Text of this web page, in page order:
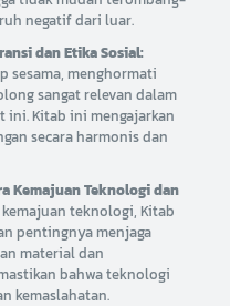
negatif dari luar.
dan Etika Sosial:
sesama, menghormati
sangat relevan dalam
Kitab ini mengajarkan
secara harmonis dan
Kemajuan Teknologi dan
teknologi, Kitab
pentingnya menjaga
material dan
bahwa teknologi
kemaslahatan.